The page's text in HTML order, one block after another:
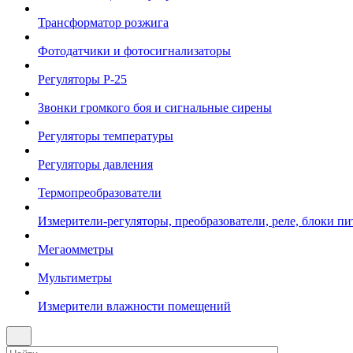
Трансформатор розжига
Фотодатчики и фотосигнализаторы
Регуляторы Р-25
Звонки громкого боя и сигнальные сирены
Регуляторы температуры
Регуляторы давления
Термопреобразователи
Измерители-регуляторы, преобразователи, реле, блоки
Мегаомметры
Мультиметры
Измерители влажности помещений